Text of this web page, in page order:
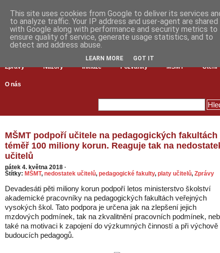
Zprávy Názory Inkluze Pozvánky MŠMT Čtení
O nás
MŠMT podpoří učitele na pedagogických fakultách
téměř 100 miliony korun. Reaguje tak na
učitelů
pátek 4. května 2018 ·
Štítky: MŠMT, nedostatek učitelů, pedagogické fakulty, platy učitelů, Zprávy
Devadesáti pěti miliony korun podpoří letos ministerstvo školství
akademické pracovníky na pedagogických fakultách veřejných
vysokých škol. Tato podpora je určena jak na zlepšení jejich
mzdových podmínek, tak na zkvalitnění pracovních podmínek,
také na motivaci k zapojení do výzkumných činností a při výchově
budoucích pedagogů.
This site uses cookies from Google to deliver its services
to analyze traffic. Your IP address and user-agent are shared
with Google along with performance and security metrics to
ensure quality of service, generate usage statistics, and to
detect and address abuse.
LEARN MORE GOT IT